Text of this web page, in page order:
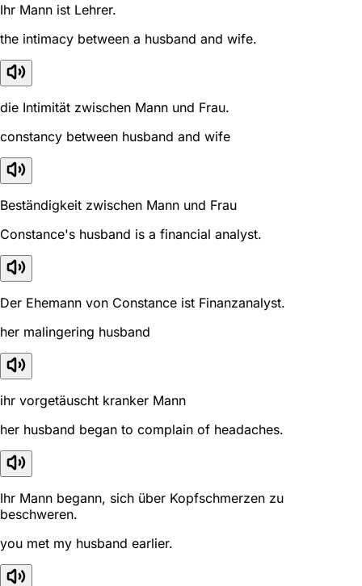
Ihr Mann ist Lehrer.
the intimacy between a husband and wife.
die Intimität zwischen Mann und Frau.
constancy between husband and wife
Beständigkeit zwischen Mann und Frau
Constance's husband is a financial analyst.
Der Ehemann von Constance ist Finanzanalyst.
her malingering husband
ihr vorgetäuscht kranker Mann
her husband began to complain of headaches.
Ihr Mann begann, sich über Kopfschmerzen zu
beschweren.
you met my husband earlier.